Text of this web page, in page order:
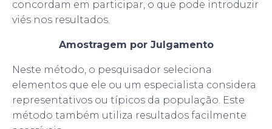
concordam em participar, o que pode introduzir
viés nos resultados.
Amostragem por Julgamento
Neste método, o pesquisador seleciona
elementos que ele ou um especialista considera
representativos ou típicos da população. Este
método também utiliza resultados facilmente